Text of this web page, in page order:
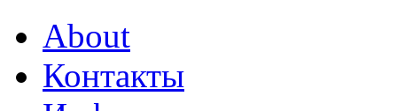
About
Контакты